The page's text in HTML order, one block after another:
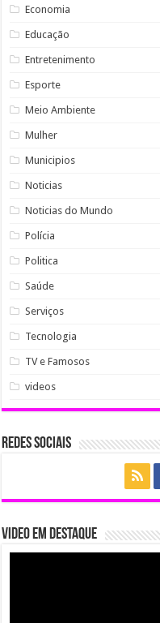
Economia
Educação
Entretenimento
Esporte
Meio Ambiente
Mulher
Municipios
Noticias
Noticias do Mundo
Polícia
Politica
Saúde
Serviços
Tecnologia
TV e Famosos
videos
Redes Sociais
Video em Destaque